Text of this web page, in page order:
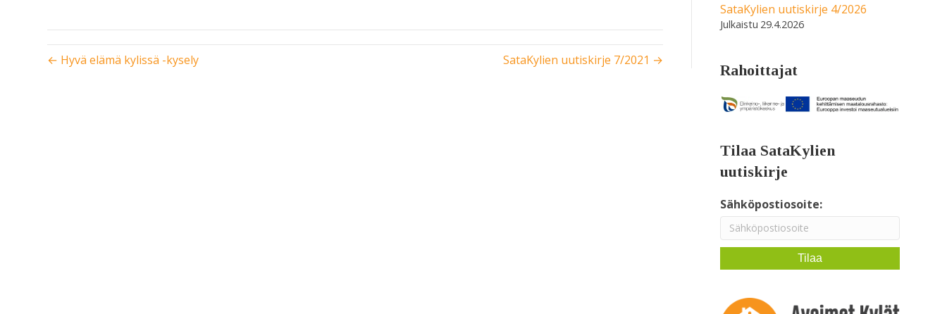
← Hyvä elämä kylissä -kysely SataKylien uutiskirje 7/2021 →
SataKylien uutiskirje 4/2026
29.4.2026
Rahoittajat
Tilaa SataKylien
uutiskirje
Sähköpostiosoite: